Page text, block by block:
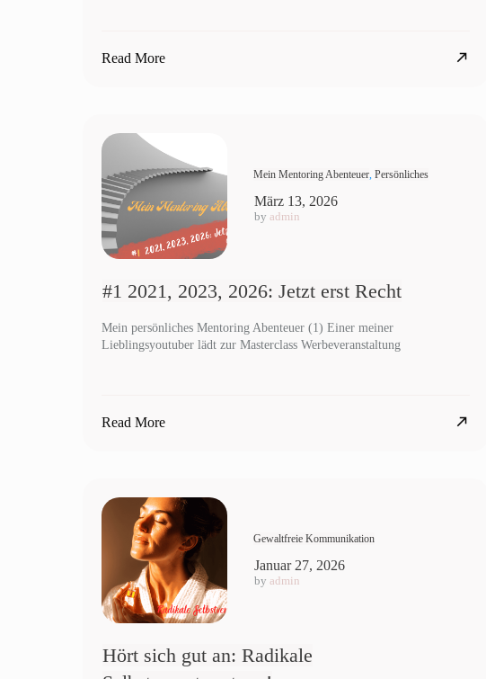
Read More
Mein Mentoring Abenteuer,Persönliches
März 13, 2026
byadmin
#1 2021, 2023, 2026: Jetzt erst Recht
Mein persönliches Mentoring Abenteuer (1) Einer meiner
Lieblingsyoutuber lädt zur Masterclass Werbeveranstaltung
Read More
Gewaltfreie Kommunikation
Januar 27, 2026
byadmin
Hört sich gut an: Radikale